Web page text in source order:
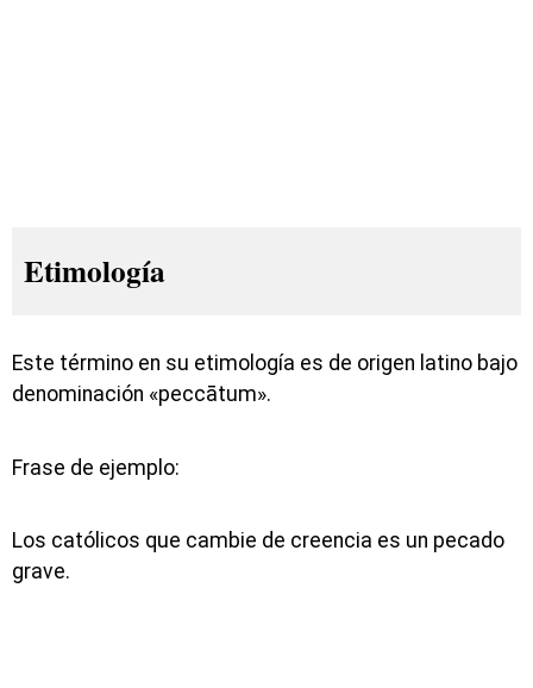
Etimología
Este término en su etimología es de origen latino bajo
denominación «peccātum».
Frase de ejemplo:
Los católicos que cambie de creencia es un pecado
grave.